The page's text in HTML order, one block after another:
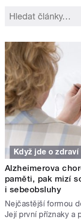
Když jde o zdraví
Alzheimerova
paměti, pak mizí
i sebeobsluhy
Nejčastější formou
Její první příznaky a